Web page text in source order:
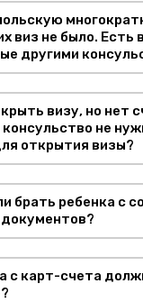
виз не было. Есть
другими
визу, но нет
консульство не
открытия визы?
брать ребенка с
с карт-счета